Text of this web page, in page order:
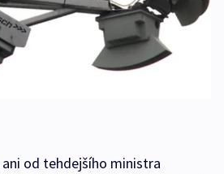
od tehdejšího ministra